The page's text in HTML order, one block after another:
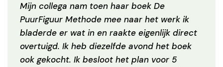
Mijn collega nam toen haar boek De
PuurFiguur Methode mee naar het werk ik
bladerde er wat in en raakte eigenlijk direct
overtuigd. Ik heb diezelfde avond het boek
ook gekocht. Ik besloot het plan voor 5